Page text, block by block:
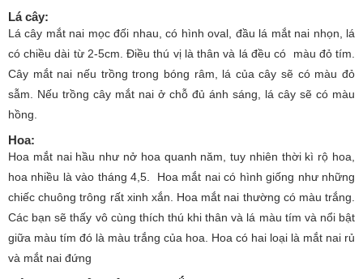
Lá cây:
Lá cây mắt nai mọc đối nhau, có hình oval, đầu lá mắt nai nhọn, lá
có chiều dài từ 2-5cm. Điều thú vị là thân và lá đều có màu đỏ tím.
Cây mắt nai nếu trồng trong bóng râm, lá của cây sẽ có màu đỏ
sẫm. Nếu trồng cây mắt nai ở chỗ đủ ánh sáng, lá cây sẽ có màu
hồng.
Hoa:
Hoa mắt nai hầu như nở hoa quanh năm, tuy nhiên thời kì rộ hoa,
hoa nhiều là vào tháng 4,5. Hoa mắt nai có hình giống như những
chiếc chuông trông rất xinh xắn. Hoa mắt nai thường có màu trắng.
Các bạn sẽ thấy vô cùng thích thú khi thân và lá màu tím và nổi bật
giữa màu tím đó là màu trắng của hoa. Hoa có hai loại là mắt nai rủ
và mắt nai đứng